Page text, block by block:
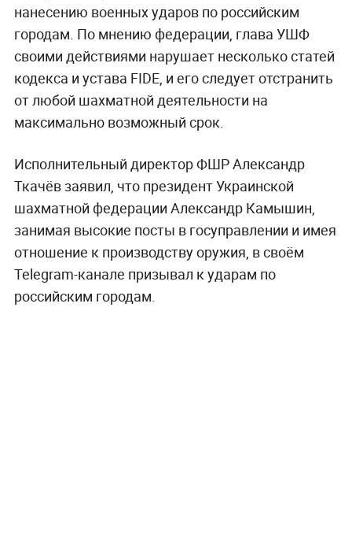
нанесению военных ударов по российским
городам. По мнению федерации, глава УШФ
своими действиями нарушает несколько статей
кодекса и устава FIDE, и его следует отстранить
от любой шахматной деятельности на
максимально возможный срок.
Исполнительный директор ФШР Александр
Ткачёв заявил, что президент Украинской
шахматной федерации Александр Камышин,
занимая высокие посты в госуправлении и имея
отношение к производству оружия, в своём
Telegram-канале призывал к ударам по
российским городам.